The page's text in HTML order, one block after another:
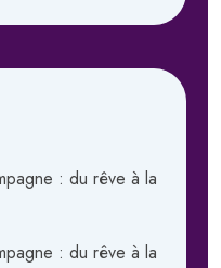
: du rêve à la
: du rêve à la